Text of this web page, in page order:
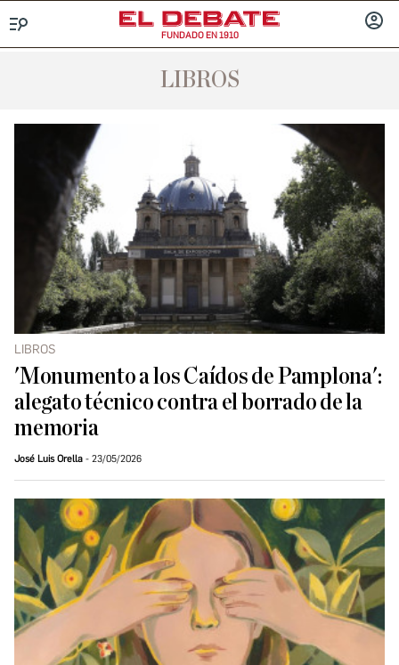
FUNDADO EN 1910
LIBROS
LIBROS
'Monumento a los Caídos de Pamplona':
alegato técnico contra el borrado de la
memoria
José Luis Orella 23/05/2026